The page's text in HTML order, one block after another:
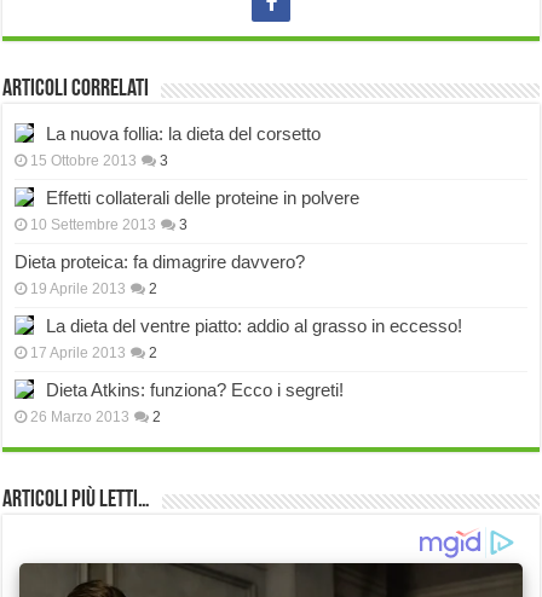
Articoli correlati
La nuova follia: la dieta del corsetto
15 Ottobre 2013 3
Effetti collaterali delle proteine in polvere
10 Settembre 2013 3
Dieta proteica: fa dimagrire davvero?
19 Aprile 2013 2
La dieta del ventre piatto: addio al grasso in eccesso!
17 Aprile 2013 2
Dieta Atkins: funziona? Ecco i segreti!
26 Marzo 2013 2
Articoli più Letti…